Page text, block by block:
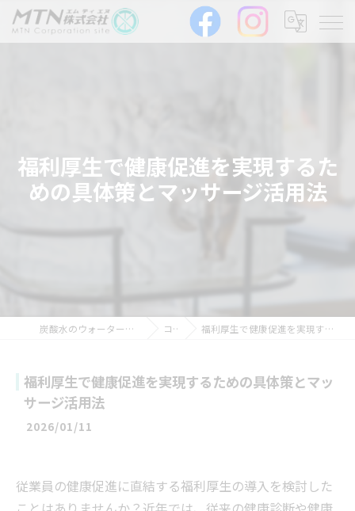
福利厚生で健康促進を実現するた
めの具体策とマッサージ活用法
炭酸水のウォーターサーバーならMTN株式会社 コラム 福利厚生で健康促進を実現するための具体策とマッサージ活用法
福利厚生で健康促進を実現するための具体策とマッ
サージ活用法
2026/01/11
従業員の健康促進に直結する福利厚生の導入を検討した